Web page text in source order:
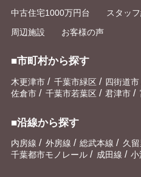
中古住宅1000万円台 スタッ
周辺施設 お客様の声
■市町村から探す
木更津市 / 千葉市緑区 / 四街道市
佐倉市 / 千葉市若葉区 / 君津市 /
■沿線から探す
内房線 / 外房線 / 総武本線 / 久
千葉都市モノレール / 成田線 / 小